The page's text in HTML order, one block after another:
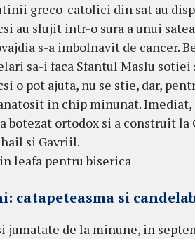
greco-catolici din sat au
au slujit intr-o sura a unui
s-a imbolnavit de cancer.
sa-i faca Sfantul Maslu sotiei
o pot ajuta, nu se stie, dar,
in chip minunat.
botezat ortodox si a construit
si Gavriil.
leafa pentru biserica
catapeteasma si
jumatate de la minune, in